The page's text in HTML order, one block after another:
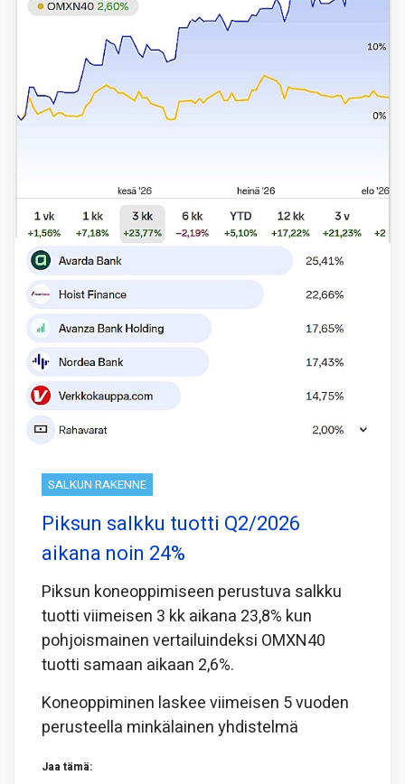
SALKUN RAKENNE
Piksun salkku tuotti Q2/2026
aikana noin 24%
Piksun koneoppimiseen perustuva salkku
tuotti viimeisen 3 kk aikana 23,8% kun
pohjoismainen vertailuindeksi OMXN40
tuotti samaan aikaan 2,6%.
Koneoppiminen laskee viimeisen 5 vuoden
perusteella minkälainen yhdistelmä
Jaa tämä: